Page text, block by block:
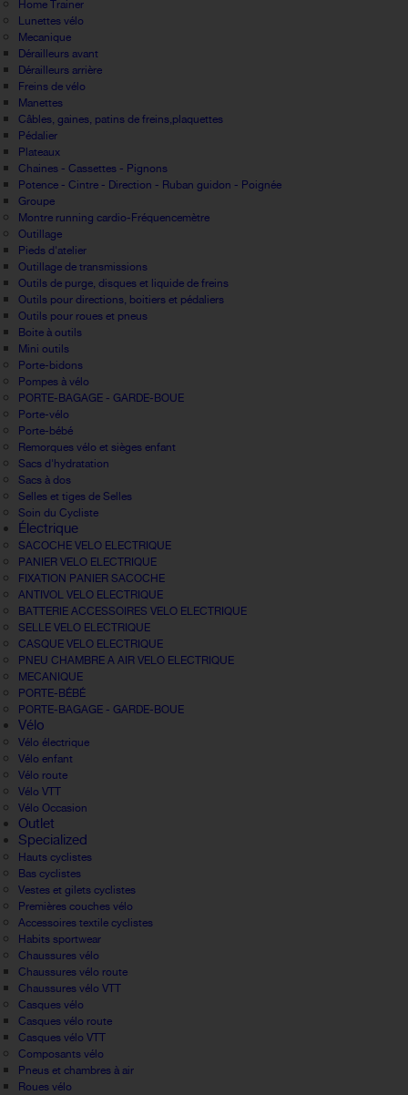
Home Trainer
Lunettes vélo
Mecanique
Dérailleurs avant
Dérailleurs arrière
Freins de vélo
Manettes
Câbles, gaines, patins de freins,plaquettes
Pédalier
Plateaux
Chaines - Cassettes - Pignons
Potence - Cintre - Direction - Ruban guidon - Poignée
Groupe
Montre running cardio-Fréquencemètre
Outillage
Pieds d'atelier
Outillage de transmissions
Outils de purge, disques et liquide de freins
Outils pour directions, boitiers et pédaliers
Outils pour roues et pneus
Boite à outils
Mini outils
Porte-bidons
Pompes à vélo
PORTE-BAGAGE - GARDE-BOUE
Porte-vélo
Porte-bébé
Remorques vélo et sièges enfant
Sacs d'hydratation
Sacs à dos
Selles et tiges de Selles
Soin du Cycliste
Électrique
SACOCHE VELO ELECTRIQUE
PANIER VELO ELECTRIQUE
FIXATION PANIER SACOCHE
ANTIVOL VELO ELECTRIQUE
BATTERIE ACCESSOIRES VELO ELECTRIQUE
SELLE VELO ELECTRIQUE
CASQUE VELO ELECTRIQUE
PNEU CHAMBRE A AIR VELO ELECTRIQUE
MECANIQUE
PORTE-BÉBÉ
PORTE-BAGAGE - GARDE-BOUE
Vélo
Vélo électrique
Vélo enfant
Vélo route
Vélo VTT
Vélo Occasion
Outlet
Specialized
Hauts cyclistes
Bas cyclistes
Vestes et gilets cyclistes
Premières couches vélo
Accessoires textile cyclistes
Habits sportwear
Chaussures vélo
Chaussures vélo route
Chaussures vélo VTT
Casques vélo
Casques vélo route
Casques vélo VTT
Composants vélo
Pneus et chambres à air
Roues vélo